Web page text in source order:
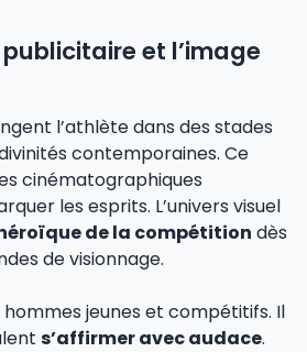
et l’image
l’athlète dans des stades
contemporaines. Ce
cinématographiques
les esprits. L’univers visuel
de la compétition dès
de visionnage.
hommes jeunes et compétitifs. Il
s’affirmer avec audace.